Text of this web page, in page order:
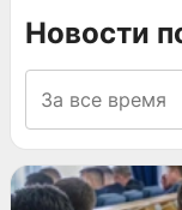
Новости